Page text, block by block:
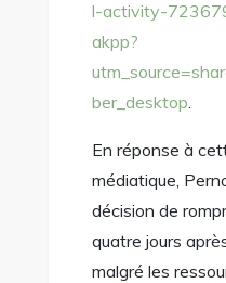
l-activity-
akpp?
ber_desktop
En réponse à
médiatique,
décision de
quatre jours
malgré les